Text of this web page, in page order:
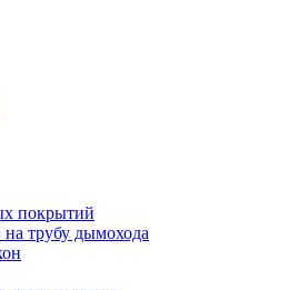
покрытий
на трубу дымохода